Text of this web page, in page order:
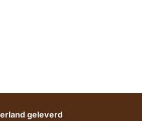
geleverd